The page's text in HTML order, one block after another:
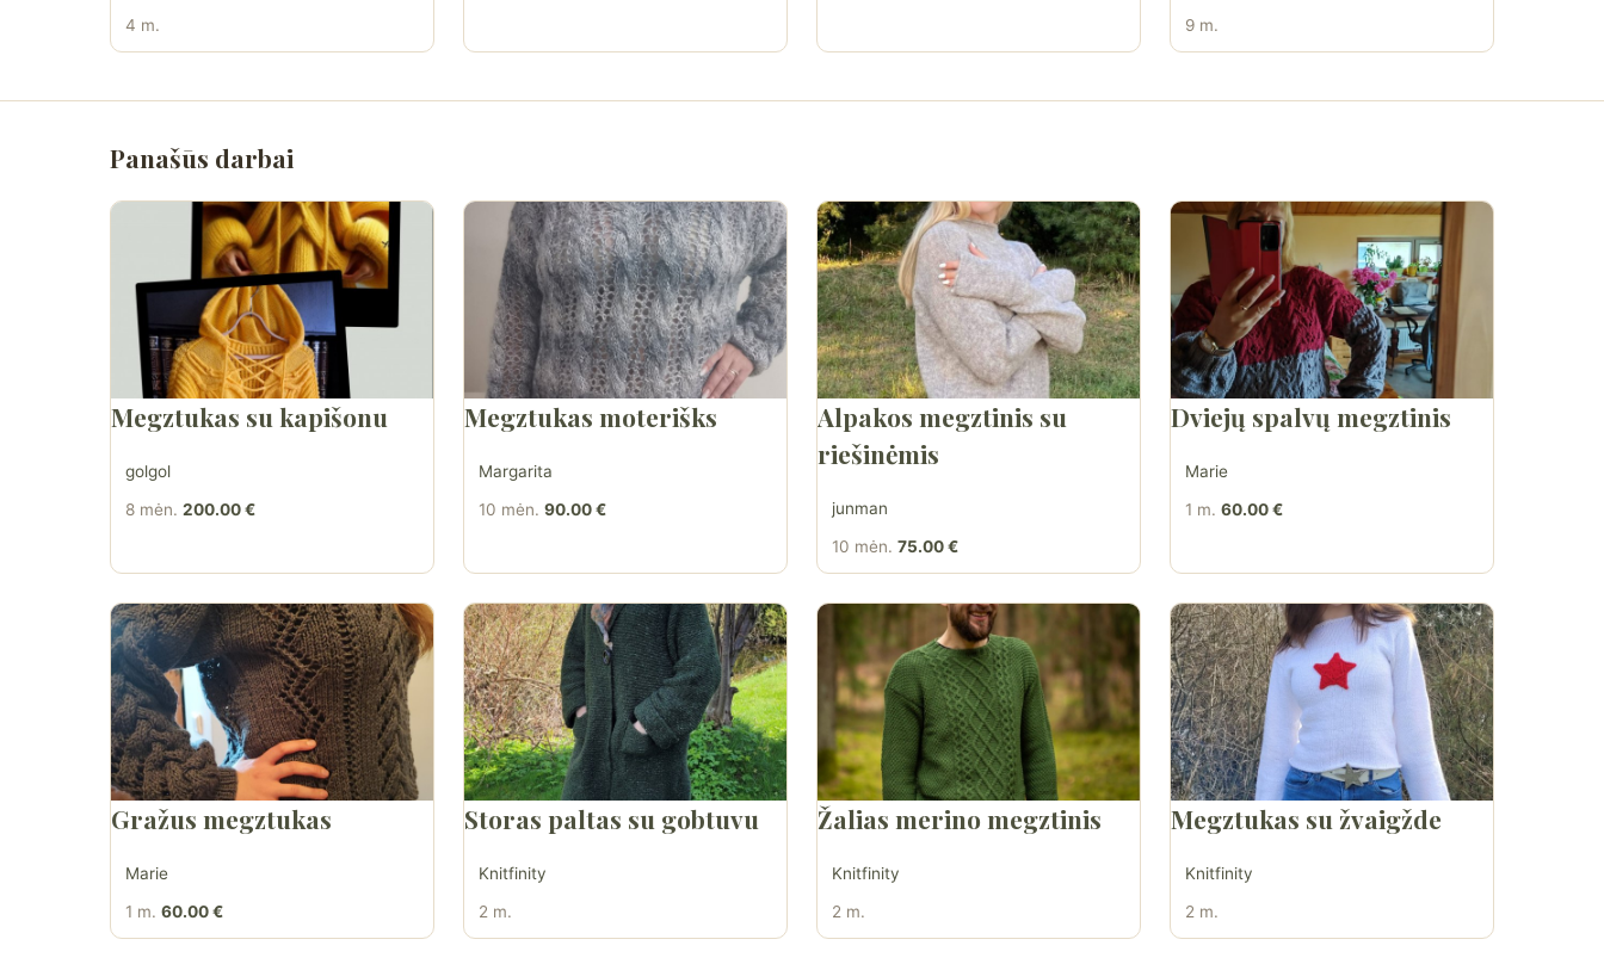
4 m. 9 m.
Panašūs darbai
Megztukas su kapišonu
golgol
8 mėn. 200.00 €
Megztukas moterišks
Margarita
10 mėn. 90.00 €
Alpakos megztinis su
riešinėmis
junman
10 mėn. 75.00 €
Dviejų spalvų megztinis
Marie
1 m. 60.00 €
Gražus megztukas
Marie
1 m. 60.00 €
Storas paltas su gobtuvu
Knitfinity
2 m.
Žalias merino megztinis
Knitfinity
2 m.
Megztukas su žvaigžde
Knitfinity
2 m.